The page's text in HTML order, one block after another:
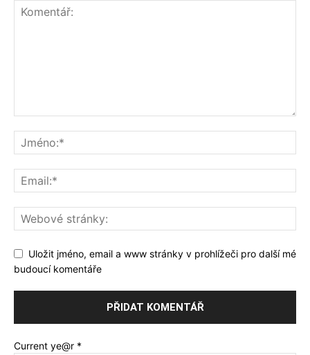
Uložit jméno, email a www stránky v prohlížeči pro další mé
budoucí komentáře
Current ye@r *